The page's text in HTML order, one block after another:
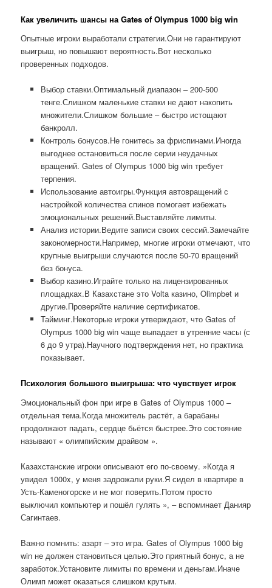
Как увеличить шансы на Gates of Olympus 1000 big win
Опытные игроки выработали стратегии.Они не гарантируют
выигрыш, но повышают вероятность.Вот несколько
проверенных подходов.
Выбор ставки.Оптимальный диапазон – 200-500
тенге.Слишком маленькие ставки не дают накопить
множители.Слишком большие – быстро истощают
банкролл.
Контроль бонусов.Не гонитесь за фриспинами.Иногда
выгоднее остановиться после серии неудачных
вращений. Gates of Olympus 1000 big win требует
терпения.
Использование автоигры.Функция автовращений с
настройкой количества спинов помогает избежать
эмоциональных решений.Выставляйте лимиты.
Анализ истории.Ведите записи своих сессий.Замечайте
закономерности.Например, многие игроки отмечают, что
крупные выигрыши случаются после 50-70 вращений
без бонуса.
Выбор казино.Играйте только на лицензированных
площадках.В Казахстане это Volta казино, Olimpbet и
другие.Проверяйте наличие сертификатов.
Тайминг.Некоторые игроки утверждают, что Gates of
Olympus 1000 big win чаще выпадает в утренние часы (с
6 до 9 утра).Научного подтверждения нет, но практика
показывает.
Психология большого выигрыша: что чувствует игрок
Эмоциональный фон при игре в Gates of Olympus 1000 –
отдельная тема.Когда множитель растёт, а барабаны
продолжают падать, сердце бьётся быстрее.Это состояние
называют « олимпийским драйвом ».
Казахстанские игроки описывают его по-своему. »Когда я
увидел 1000x, у меня задрожали руки.Я сидел в квартире в
Усть-Каменогорске и не мог поверить.Потом просто
выключил компьютер и пошёл гулять », – вспоминает Данияр
Сагинтаев.
Важно помнить: азарт – это игра. Gates of Olympus 1000 big
win не должен становиться целью.Это приятный бонус, а не
заработок.Установите лимиты по времени и деньгам.Иначе
Олимп может оказаться слишком крутым.